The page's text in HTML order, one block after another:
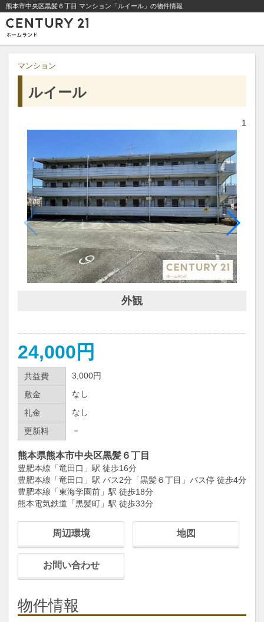
熊本市中央区黒髪６丁目 マンション「ルイール」の物件情報
マンション
ルイール
1
外観
24,000円
共益費
3,000円
敷金
なし
礼金
なし
更新料
－
熊本県熊本市中央区黒髪６丁目
豊肥本線「竜田口」駅 徒歩16分
豊肥本線「竜田口」駅 バス2分「黒髪６丁目」バス停 徒歩4分
豊肥本線「東海学園前」駅 徒歩18分
熊本電気鉄道「黒髪町」駅 徒歩33分
周辺環境 地図
お問い合わせ
物件情報